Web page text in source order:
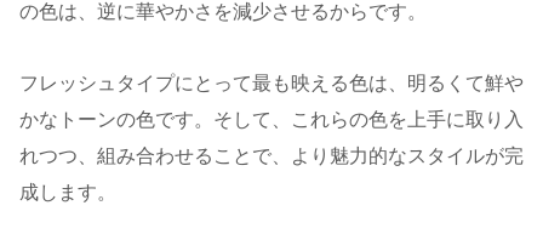
の色は、逆に華やかさを減少させるからです。
フレッシュタイプにとって最も映える色は、明るくて鮮や
かなトーンの色です。そして、これらの色を上手に取り入
れつつ、組み合わせることで、より魅力的なスタイルが完
成します。